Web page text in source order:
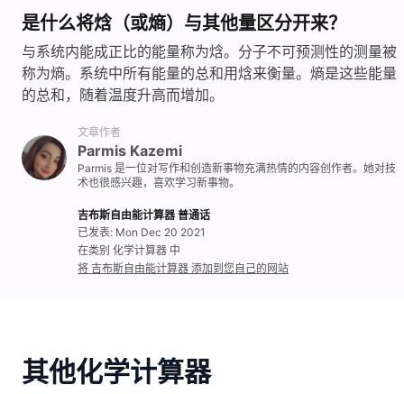
是什么将焓（或熵）与其他量区分开来？
与系统内能成正比的能量称为焓。分子不可预测性的测量被
称为熵。系统中所有能量的总和用焓来衡量。熵是这些能量
的总和，随着温度升高而增加。
文章作者
Parmis Kazemi
Parmis 是一位对写作和创造新事物充满热情的内容创作者。她对技
术也很感兴趣，喜欢学习新事物。
吉布斯自由能计算器 普通话
已发表: Mon Dec 20 2021
在类别 化学计算器 中
将 吉布斯自由能计算器 添加到您自己的网站
其他化学计算器